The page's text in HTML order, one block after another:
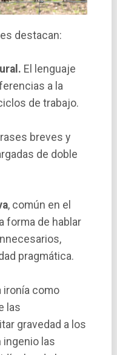
destacan:
El lenguaje
a la
de trabajo.
breves y
de doble
, común en el
forma de hablar
pragmática.
ironía como
las
gravedad a los
ingenio las